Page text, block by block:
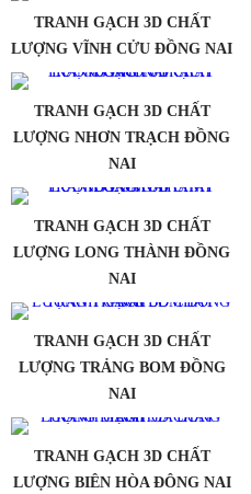
TRANH GẠCH 3D CHẤT
LƯỢNG VĨNH CỬU ĐỒNG NAI
TRANH GẠCH 3D CHẤT
LƯỢNG NHƠN TRẠCH ĐỒNG
NAI
TRANH GẠCH 3D CHẤT
LƯỢNG LONG THÀNH ĐỒNG
NAI
TRANH GẠCH 3D CHẤT
LƯỢNG TRẢNG BOM ĐỒNG
NAI
TRANH GẠCH 3D CHẤT
LƯỢNG BIÊN HÒA ĐÔNG NAI